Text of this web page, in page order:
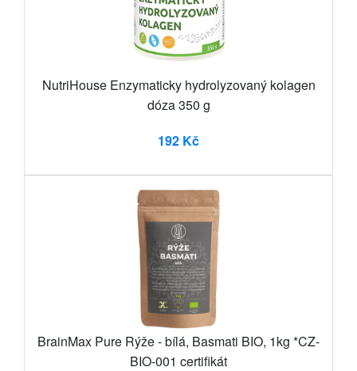
NutriHouse Enzymaticky hydrolyzovaný kolagen
dóza 350 g
192 Kč
BrainMax Pure Rýže - bílá, Basmati BIO, 1kg *CZ-
BIO-001 certifikát